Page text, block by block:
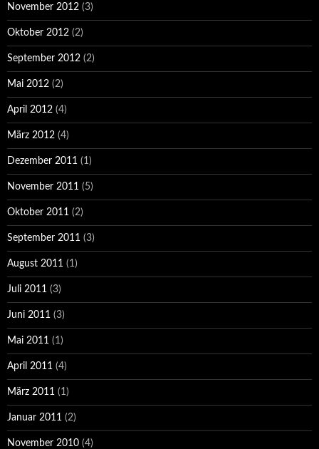
November 2012 (3)
Oktober 2012 (2)
September 2012 (2)
Mai 2012 (2)
April 2012 (4)
März 2012 (4)
Dezember 2011 (1)
November 2011 (5)
Oktober 2011 (2)
September 2011 (3)
August 2011 (1)
Juli 2011 (3)
Juni 2011 (3)
Mai 2011 (1)
April 2011 (4)
März 2011 (1)
Januar 2011 (2)
November 2010 (4)